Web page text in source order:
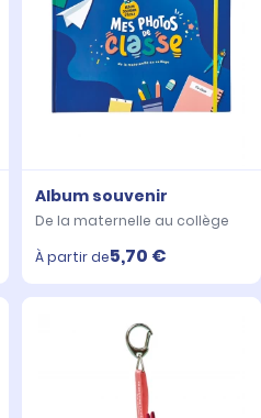
Album souvenir
De la maternelle au collège
À partir de5,70 €